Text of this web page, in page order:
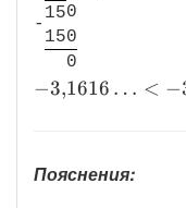
-
150
150
0
\displaystyle
−3,1616 … < −
Пояснения: